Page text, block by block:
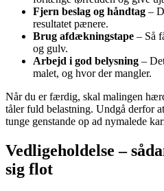
Fjern beslag og håndtag –
resultatet pænere.
Brug afdækningstape – Så
og gulv.
Arbejd i god belysning –
malet, og hvor der mangler.
Når du er færdig, skal malingen
tåler fuld belastning. Undgå derfor
tunge genstande op ad nymalede
Vedligeholdelse –
sig flot